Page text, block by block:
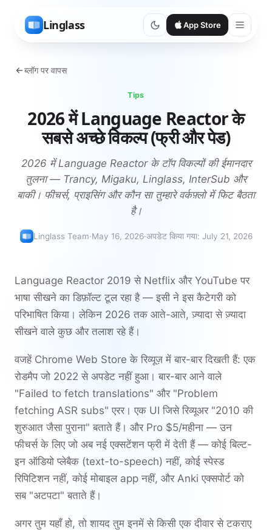
Linglass App Store
ब्लॉग पर वापस
Tips
2026 में Language Reactor के
सबसे अच्छे विकल्प (फ्री और पेड)
2026 में Language Reactor के टॉप विकल्पों की ईमानदार
तुलना — Trancy, Migaku, Linglass, InterSub और
बाकी। फीचर्स, प्राइसिंग और कौन सा तुम्हारे वर्कफ़्लो में फिट बैठता
है।
Linglass Team·May 16, 2026·अपडेट किया गया: July 21, 2026
Language Reactor 2019 से Netflix और YouTube पर
भाषा सीखने का डिफ़ॉल्ट टूल रहा है — इसी ने इस कैटेगरी को
परिभाषित किया। लेकिन 2026 तक आते-आते, ज़्यादा से ज़्यादा
सीखने वाले कुछ और तलाश रहे हैं।
वजहें Chrome Web Store के रिव्यूज़ में बार-बार दिखती हैं: एक
रोडमैप जो 2022 से अपडेट नहीं हुआ। बार-बार आने वाले
"Failed to fetch translations" और "Problem
fetching ASR subs" एरर। एक UI जिसे रिव्यूअर "2010 की
शुरुआत जैसा पुराना" बताते हैं। और Pro $5/महीना — उन
फीचर्स के लिए जो अब नई एक्सटेंशन फ्री में देती हैं — कोई बिल्ट-
इन ऑडियो प्लेबैक (text-to-speech) नहीं, कोई स्पेस्ड
रिपिटिशन नहीं, कोई मोबाइल app नहीं, और Anki एक्सपोर्ट को
सब "अटपटा" बताते हैं।
अगर तुम यहाँ हो, तो शायद तुम इनमें से किसी एक दीवार से टकराए